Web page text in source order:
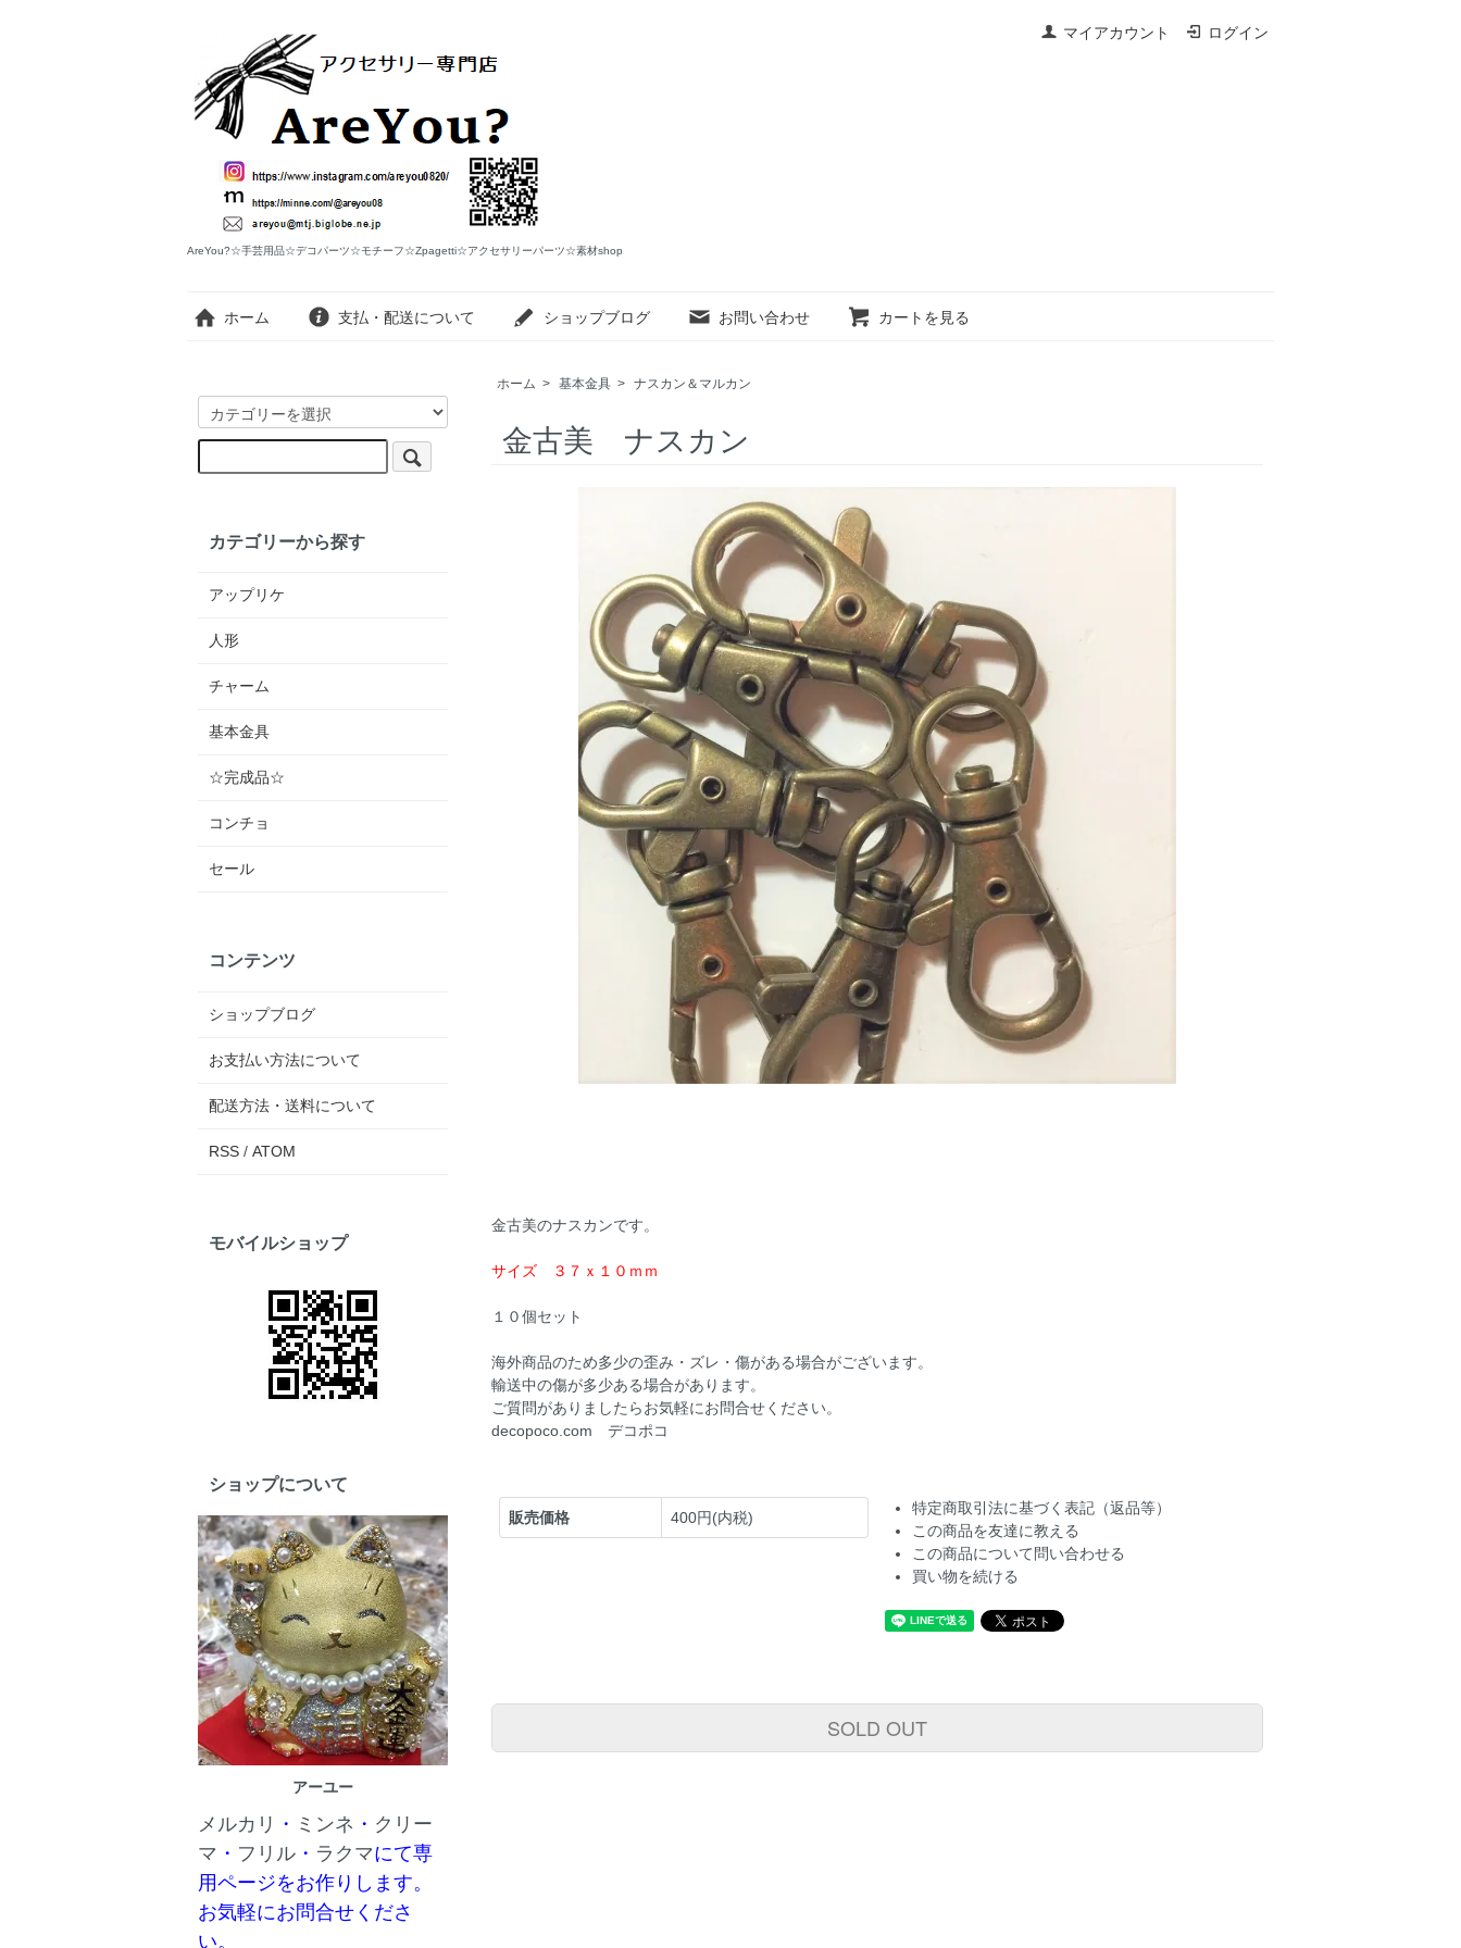
マイアカウント ログイン
AreYou?☆手芸用品☆デコパーツ☆モチーフ☆Zpagetti☆アクセサリーパーツ☆素材shop
ホーム 支払・配送について ショップブログ お問い合わせ カートを見る
ホーム > 基本金具 > ナスカン＆マルカン
金古美 ナスカン
金古美のナスカンです。
サイズ ３７ｘ１０ｍｍ
１０個セット
海外商品のため多少の歪み・ズレ・傷がある場合がございます。
輸送中の傷が多少ある場合があります。
ご質問がありましたらお気軽にお問合せください。
decopoco.com デコポコ
販売価格 400円(内税)
特定商取引法に基づく表記（返品等）
この商品を友達に教える
この商品について問い合わせる
買い物を続ける
SOLD OUT
カテゴリーから探す
アップリケ
人形
チャーム
基本金具
☆完成品☆
コンチョ
セール
コンテンツ
ショップブログ
お支払い方法について
配送方法・送料について
RSS / ATOM
モバイルショップ
ショップについて
アーユー
メルカリ ・ ミンネ ・ クリー
マ ・ フリル ・ ラクマにて専
用ページをお作りします。
お気軽にお問合せくださ
い。